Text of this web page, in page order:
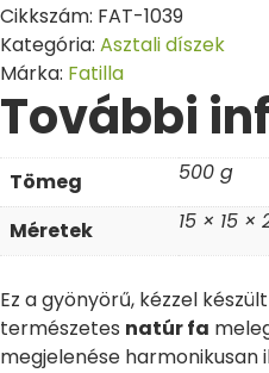
Cikkszám: FAT-1039
Kategória: Asztali díszek
Márka: Fatilla
További
Tömeg 500 g
Méretek 15 × 15 ×
Ez a gyönyörű, kézzel készült
természetes natúr fa
megjelenése harmonikusan